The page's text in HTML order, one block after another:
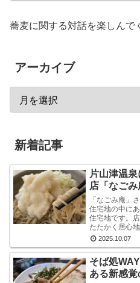
蕎麦に関する対話を楽しんで
アーカイブ
新着記事
片山津温
店「なごみ
「なごみ庵」
住宅地の中に
住宅地です。
たたかく居心
の期待が自然
と、様々なお...
2025.10.07
そば処
ある新感